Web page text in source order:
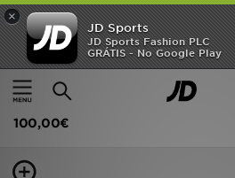
×
JD Sports
JD Sports Fashion PLC
GRÁTIS - No Google Play
Página principal
Homem Calçado
ASICS GEL-1130
100,00€
INÍCIO
Promoções